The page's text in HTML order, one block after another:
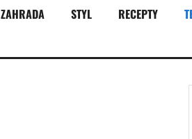
ZAHRADA STYL RECEPTY